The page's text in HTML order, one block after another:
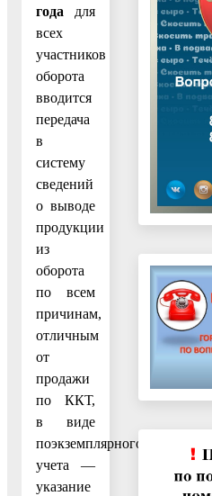
года для
всех
участников
оборота
вводится
передача
в
систему
сведений
о выводе
продукции
из
оборота
по всем
причинам,
отличным
от
продажи
по ККТ,
в виде
поэкземплярного
учета —
указание